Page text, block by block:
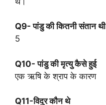
Q9- पांडु की कितनी संतान थी
5
Q10- पांडु की मृत्यु कैसे हुई
एक ऋषि के श्राप के कारण
Q11-विदुर कौन थे